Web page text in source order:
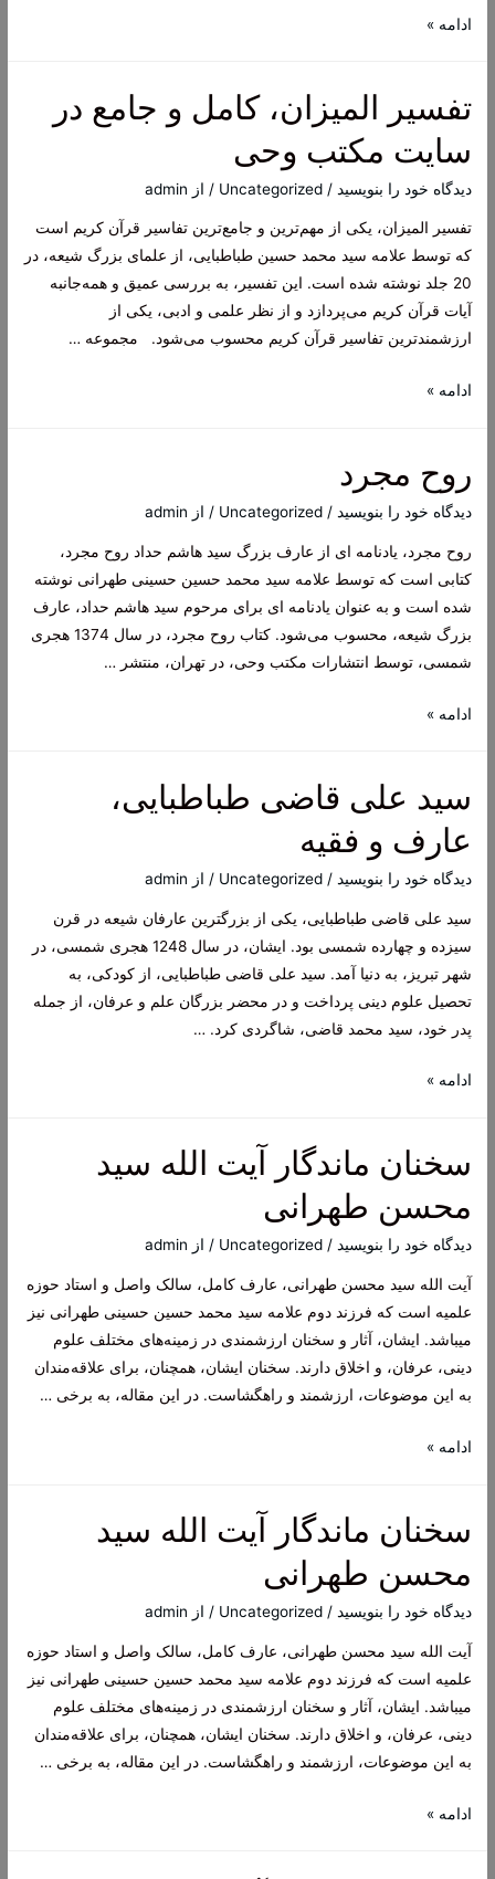
دعای
چه
دعایی
است؟
ادامه »
تفسیر المیزان، کامل و جامع در
سایت مکتب وحی
دیدگاه‌ خود را بنویسید /
Uncategorized / از admin
تفسیر المیزان، یکی از مهم‌ترین و جامع‌ترین تفاسیر قرآن کریم است
که توسط علامه سید محمد حسین طباطبایی، از علمای بزرگ شیعه، در
20 جلد نوشته شده است. این تفسیر، به بررسی عمیق و همه‌جانبه
آیات قرآن کریم می‌پردازد و از نظر علمی و ادبی، یکی از
ارزشمندترین تفاسیر قرآن کریم محسوب می‌شود. مجموعه …
تفسیر
و
جامع
سایت
مکتب
وحی
ادامه »
روح مجرد
دیدگاه‌ خود را بنویسید /
Uncategorized / از admin
روح مجرد، یادنامه ای از عارف بزرگ سید هاشم حداد روح مجرد،
کتابی است که توسط علامه سید محمد حسین حسینی طهرانی نوشته
شده است و به عنوان یادنامه ای برای مرحوم سید هاشم حداد، عارف
بزرگ شیعه، محسوب می‌شود. کتاب روح مجرد، در سال 1374 هجری
شمسی، توسط انتشارات مکتب وحی، در تهران، منتشر …
روح
ادامه »
سید علی قاضی طباطبایی،
عارف و فقیه
دیدگاه‌ خود را بنویسید /
Uncategorized / از admin
سید علی قاضی طباطبایی، یکی از بزرگترین عارفان شیعه در قرن
سیزده و چهارده شمسی بود. ایشان، در سال 1248 هجری شمسی، در
شهر تبریز، به دنیا آمد. سید علی قاضی طباطبایی، از کودکی، به
تحصیل علوم دینی پرداخت و در محضر بزرگان علم و عرفان، از جمله
پدر خود، سید محمد قاضی، شاگردی کرد. …
سید
طباطبایی،
و
فقیه
ادامه »
سخنان ماندگار آیت الله سید
محسن طهرانی
دیدگاه‌ خود را بنویسید /
Uncategorized / از admin
آیت الله سید محسن طهرانی، عارف کامل، سالک واصل و استاد حوزه
علمیه است که فرزند دوم علامه سید محمد حسین حسینی طهرانی نیز
میباشد. ایشان، آثار و سخنان ارزشمندی در زمینه‌های مختلف علوم
دینی، عرفان، و اخلاق دارند. سخنان ایشان، همچنان، برای علاقه‌مندان
به این موضوعات، ارزشمند و راهگشاست. در این مقاله، به برخی …
سخنان
الله
محسن
طهرانی
ادامه »
سخنان ماندگار آیت الله سید
محسن طهرانی
دیدگاه‌ خود را بنویسید /
Uncategorized / از admin
آیت الله سید محسن طهرانی، عارف کامل، سالک واصل و استاد حوزه
علمیه است که فرزند دوم علامه سید محمد حسین حسینی طهرانی نیز
میباشد. ایشان، آثار و سخنان ارزشمندی در زمینه‌های مختلف علوم
دینی، عرفان، و اخلاق دارند. سخنان ایشان، همچنان، برای علاقه‌مندان
به این موضوعات، ارزشمند و راهگشاست. در این مقاله، به برخی …
سخنان
ادامه »